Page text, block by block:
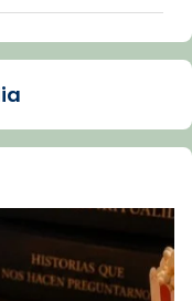
Fa gairebé
la
Vatican